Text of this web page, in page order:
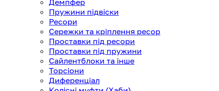
Пружини підвіски
Ресори
Сережки та кріплення ресор
Проставки під ресори
Проставки під пружини
Сайлентблоки та інше
Торсіони
Диференціал